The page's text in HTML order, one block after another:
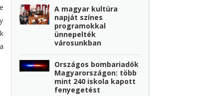
A magyar kultúra
napját színes
programokkal
ünnepelték
városunkban
Országos bombariadók
Magyarországon: több
mint 240 iskola kapott
fenyegetést